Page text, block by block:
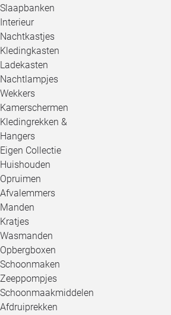
Slaapbanken
Interieur
Nachtkastjes
Kledingkasten
Ladekasten
Nachtlampjes
Wekkers
Kamerschermen
Kledingrekken &
Hangers
Eigen Collectie
Huishouden
Opruimen
Afvalemmers
Manden
Kratjes
Wasmanden
Opbergboxen
Schoonmaken
Zeeppompjes
Schoonmaakmiddelen
Afdruiprekken